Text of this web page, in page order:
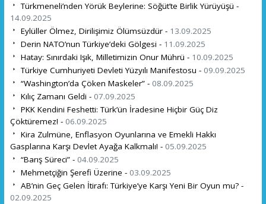
Türkmeneli’nden Yörük Beylerine: Söğüt’te Birlik Yürüyüşü -
14.09.2025
Eylüller Ölmez, Dirilişimiz Ölümsüzdür - 13.09.2025
Derin NATO’nun Türkiye’deki Gölgesi - 11.09.2025
Hatay: Sınırdaki Işık, Milletimizin Onur Mührü - 10.09.2025
Türkiye Cumhuriyeti Devleti Yüzyılı Manifestosu - 09.09.2025
“Washington’da Çöken Maskeler” - 08.09.2025
Kılıç Zamanı Geldi - 07.09.2025
PKK Kendini Feshetti: Türk’ün İradesine Hiçbir Güç Diz
Çöktüremez! - 06.09.2025
Kira Zulmüne, Enflasyon Oyunlarına ve Emekli Hakkı
Gasplarına Karşı Devlet Ayağa Kalkmalı! - 05.09.2025
“Barış Süreci” - 04.09.2025
Mehmetçiğin Şerefi Üzerine - 03.09.2025
AB’nin Geç Gelen İtirafı: Türkiye’ye Karşı Yeni Bir Oyun mu? -
02.09.2025